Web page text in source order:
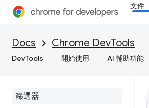
文件
Docs Chrome DevTools
DevTools 開始使用 AI 輔助功能
對 C/C++ WebAssembly 進行